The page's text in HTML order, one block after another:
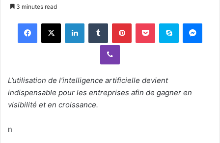
a
a
l
3 minutes read
Viber
L’utilisation de l’intelligence artificielle devient
indispensable pour les entreprises afin de gagner en
visibilité et en croissance.
n